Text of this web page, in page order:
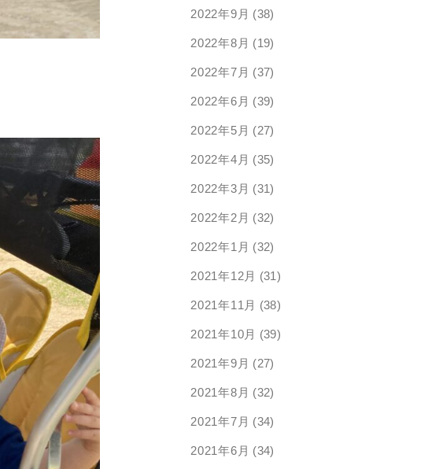
2022年9月 (38)
2022年8月 (19)
2022年7月 (37)
2022年6月 (39)
2022年5月 (27)
2022年4月 (35)
2022年3月 (31)
2022年2月 (32)
2022年1月 (32)
2021年12月 (31)
2021年11月 (38)
2021年10月 (39)
2021年9月 (27)
2021年8月 (32)
2021年7月 (34)
2021年6月 (34)